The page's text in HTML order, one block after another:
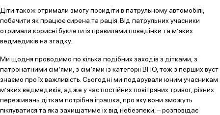
Діти також отримали змогу посидіти в патрульному автомобілі,
побачити як працює сирена та рація. Від патрульних учасники
отримали корисні буклети із правилами поведінки та м’яких
ведмедиків на згадку.
Ми щодня проводимо по кілька подібних заходів з дітками, з
патронатними сім’ями, з сім’ями із категорії ВПО, тож з перших вуст
знаємо про їх важливість. Сьогодні ми подарували юним учасникам
м’яких ведмедиків, адже у час постійних повітряних тривог, різних
переживань діткам потрібна іграшка, про яку вони зможуть
піклуватися та яка захищатиме їх від небезпеки, – розповідає